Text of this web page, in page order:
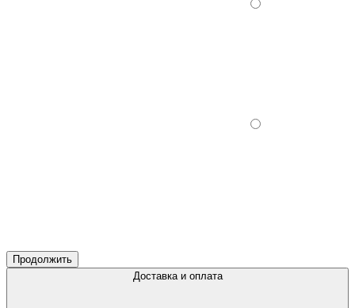
Продолжить
Доставка и оплата